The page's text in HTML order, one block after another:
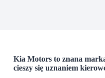
Kia Motors to znana
cieszy się uznaniem